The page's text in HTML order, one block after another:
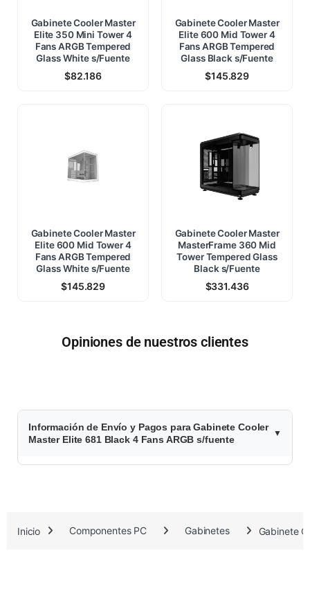
Gabinete Cooler Master
Elite 350 Mini Tower 4
Fans ARGB Tempered
Glass White s/Fuente
$82.186
Gabinete Cooler Master
Elite 600 Mid Tower 4
Fans ARGB Tempered
Glass Black s/Fuente
$145.829
Gabinete Cooler Master
Elite 600 Mid Tower 4
Fans ARGB Tempered
Glass White s/Fuente
$145.829
Gabinete Cooler Master
MasterFrame 360 Mid
Tower Tempered Glass
Black s/Fuente
$331.436
Opiniones de nuestros clientes
$
1
0
.
Información de Envío y Pagos para Gabinete Cooler
Master Elite 681 Black 4 Fans ARGB s/fuente
Inicio Componentes PC Gabinetes Gabinete